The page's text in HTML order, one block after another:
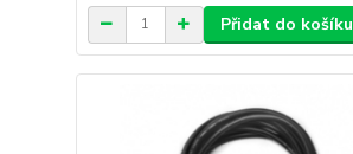
Přidat do košíku